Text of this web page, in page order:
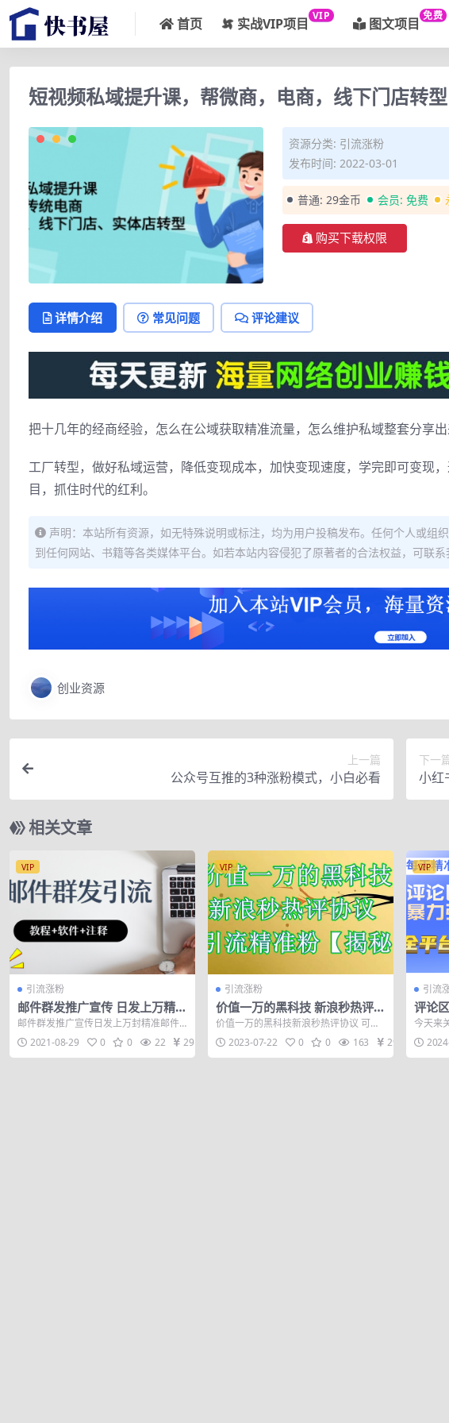
首页 实战VIP项目 VIP 图文项目 免费
短视频私域提升课，帮微商，电商，线下门店转型
资源分类: 引流涨粉
发布时间: 2022-03-01
普通: 29金币 会员: 免费
购买下载权限
详情介绍 常见问题 评论建议
把十几年的经商经验，怎么在公域获取精准流量，怎么维护私域整套分享
工厂转型，做好私域运营，降低变现成本，加快变现速度，学完即可变现
目，抓住时代的红利。
声明：本站所有资源，如无特殊说明或标注，均为用户投稿发布。任何个人或组
到任何网站、书籍等各类媒体平台。如若本站内容侵犯了原著者的合法权益，可联系
创业资源
上一篇
公众号互推的3种涨粉模式，小白必看
下一
小红
坑指
相关文章
VIP
引流涨粉
邮件群发推广宣传 日发上万精准
邮件
邮件群发推广宣传日发上万封精准邮件+
《教程视频+图片注释+软件exe》 效果
图如...2021-08-29 0 0 22 29
VIP
引流涨粉
价值一万的黑科技 新浪秒热评协
议 引流精准粉【揭秘】
价值一万的黑科技新浪秒热评协议 可以
瞬间点赞几百几千几万等 本教程附协议
项目过...
2023-07-22 0 0 163 29
VIP
引流
评论
准引
打通
今天来
最新的
都知道...